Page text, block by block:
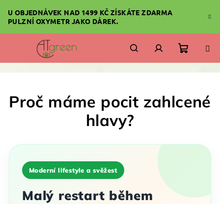
obsah
U OBJEDNÁVEK NAD 1499 KČ ZÍSKÁTE ZDARMA
PULZNÍ OXYMETR JAKO DÁREK.
HledatPřihlášeníNákupní
Proč máme pocit zahlcené
hlavy?
Moderní lifestyle a svěžest
Malý restart během